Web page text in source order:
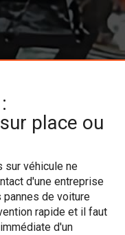
place ou
sur véhicule ne
d'une entreprise
de voiture
rapide et il faut
d'un